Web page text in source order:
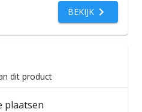
BEKIJK
dit product
plaatsen